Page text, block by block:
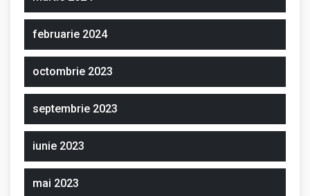
februarie 2024
octombrie 2023
septembrie 2023
iunie 2023
mai 2023